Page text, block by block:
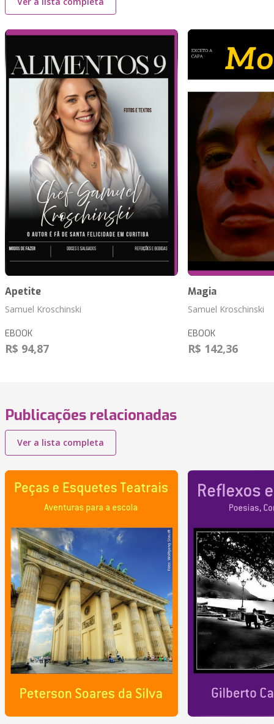
Apetite
Samuel Kroschinski
EBOOK
R$ 94,87
Magia
Samuel Kroschinski
EBOOK
R$ 142,36
Publicações relacionadas
Ver a lista completa